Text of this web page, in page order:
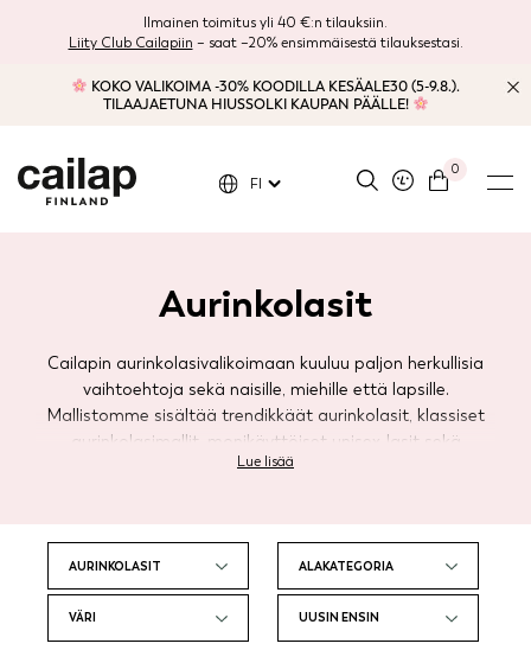
Ilmainen toimitus yli 40 €:n tilauksiin.
Liity Club Cailapiin – saat –20% ensimmäisestä tilauksestasi.
KOKO VALIKOIMA -30% KOODILLA KESÄALE30 (5-9.8.).
TILAAJAETUNA HIUSSOLKI KAUPAN PÄÄLLE!
0
FI
Aurinkolasit
Cailapin aurinkolasivalikoimaan kuuluu paljon herkullisia
vaihtoehtoja sekä naisille, miehille että lapsille.
Mallistomme sisältää trendikkäät aurinkolasit, klassiset
aurinkolasimallit, monikäyttöiset unisex-lasit sekä
polarisoidut aurinkolasit.
esimerkkinä pilotti-aurinkolasit, myös versioidut isommat
pilottimallit sekä muut unisex-mallit. Polarisoidut
aurinkolasit toimivat erityisen hyvin maastossa, merellä ja
ajotiellä. Polarisoitujen lasien malleina toistuvat
Lue lisää